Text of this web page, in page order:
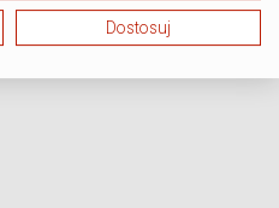
Dostosuj